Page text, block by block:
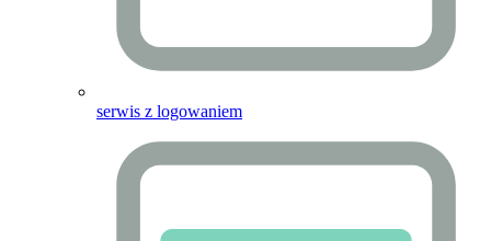
serwis z logowaniem